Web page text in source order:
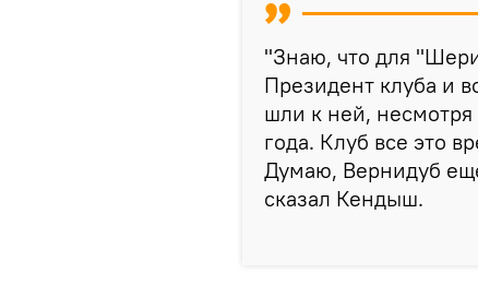
"Знаю, что для
Президент клуба и
шли к ней, несмотря
года. Клуб все это
Думаю, Вернидуб
сказал Кендыш.